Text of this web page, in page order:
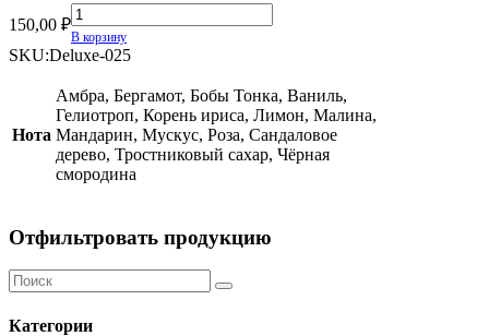
150,00 ₽
Kajal
Almaz
(TR)
В корзину
SKU:Deluxe-025
Нота
Амбра, Бергамот, Бобы Тонка, Ваниль,
Гелиотроп, Корень ириса, Лимон, Малина,
Мандарин, Мускус, Роза, Сандаловое
дерево, Тростниковый сахар, Чёрная
смородина
Отфильтровать продукцию
Категории